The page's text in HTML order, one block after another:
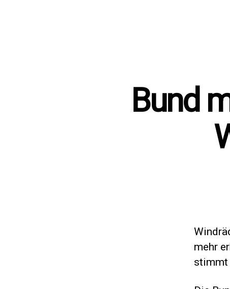
Bund
mehr
stimmt